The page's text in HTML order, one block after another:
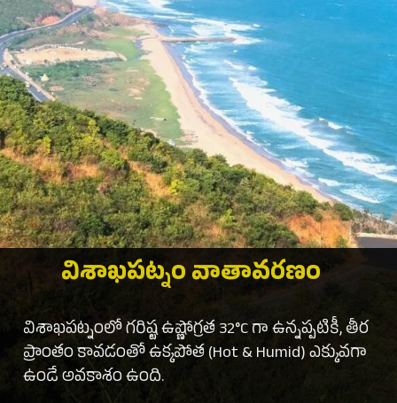
విశాఖపట్నంలో గరిష్ట ఉష్ణోగ్రత 32°C గా ఉన్నప్పటికీ, తీర
ప్రాంతం కావడంతో ఉక్కపోత (Hot & Humid) ఎక్కువగా
ఉండే అవకాశం ఉంది.
విశాఖపట్నం వాతావరణం